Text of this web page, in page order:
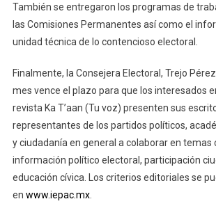
También se entregaron los programas de
las Comisiones Permanentes así como el
unidad técnica de lo contencioso electoral.
Finalmente, la Consejera Electoral, Trejo
mes vence el plazo para que los interesados
revista Ka T’aan (Tu voz) presenten sus
representantes de los partidos políticos,
y ciudadanía en general a colaborar en temas
información político electoral, participación
educación cívica. Los criterios editoriales se
en www.iepac.mx.